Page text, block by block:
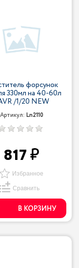
форсунок
330мл на 40-60л
/1/20 NEW
Артикул: Ln2110
817
Избранное
Сравнить
В КОРЗИНУ